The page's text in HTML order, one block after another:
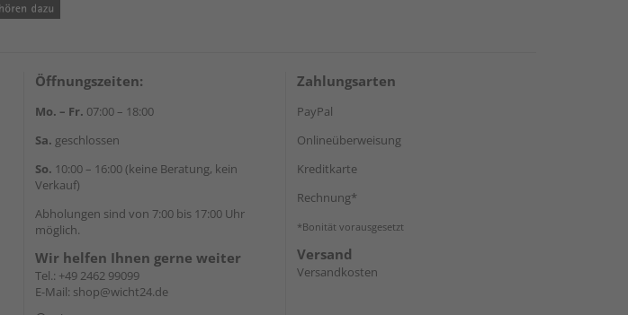
Öffnungszeiten:
Mo. – Fr. 07:00 – 18:00
Sa. geschlossen
So. 10:00 – 16:00 (keine Beratung, kein
Verkauf)
Abholungen sind von 7:00 bis 17:00 Uhr
möglich.
Wir helfen Ihnen gerne weiter
Tel.: +49 2462 99099
E-Mail: shop@wicht24.de
Zahlungsarten
PayPal
Onlineüberweisung
Kreditkarte
Rechnung*
*Bonität vorausgesetzt
Versand
Versandkosten